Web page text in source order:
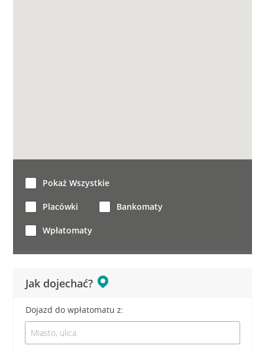
Jak dojechać?
Dojazd do wpłatomatu z:
Pokaż Wszystkie
Placówki Bankomaty
Wpłatomaty